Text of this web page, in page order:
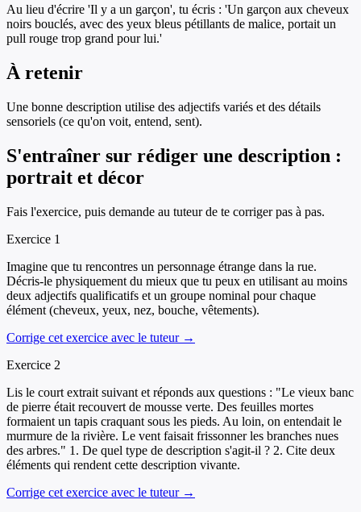
Au lieu d'écrire 'Il y a un garçon', tu écris : 'Un garçon aux cheveux
noirs bouclés, avec des yeux bleus pétillants de malice, portait un
pull rouge trop grand pour lui.'
À retenir
Une bonne description utilise des adjectifs variés et des détails
sensoriels (ce qu'on voit, entend, sent).
S'entraîner sur rédiger une description :
portrait et décor
Fais l'exercice, puis demande au tuteur de te corriger pas à pas.
Exercice 1
Imagine que tu rencontres un personnage étrange dans la rue.
Décris-le physiquement du mieux que tu peux en utilisant au moins
deux adjectifs qualificatifs et un groupe nominal pour chaque
élément (cheveux, yeux, nez, bouche, vêtements).
Corrige cet exercice avec le tuteur →
Exercice 2
Lis le court extrait suivant et réponds aux questions : "Le vieux banc
de pierre était recouvert de mousse verte. Des feuilles mortes
formaient un tapis craquant sous les pieds. Au loin, on entendait le
murmure de la rivière. Le vent faisait frissonner les branches nues
des arbres." 1. De quel type de description s'agit-il ? 2. Cite deux
éléments qui rendent cette description vivante.
Corrige cet exercice avec le tuteur →